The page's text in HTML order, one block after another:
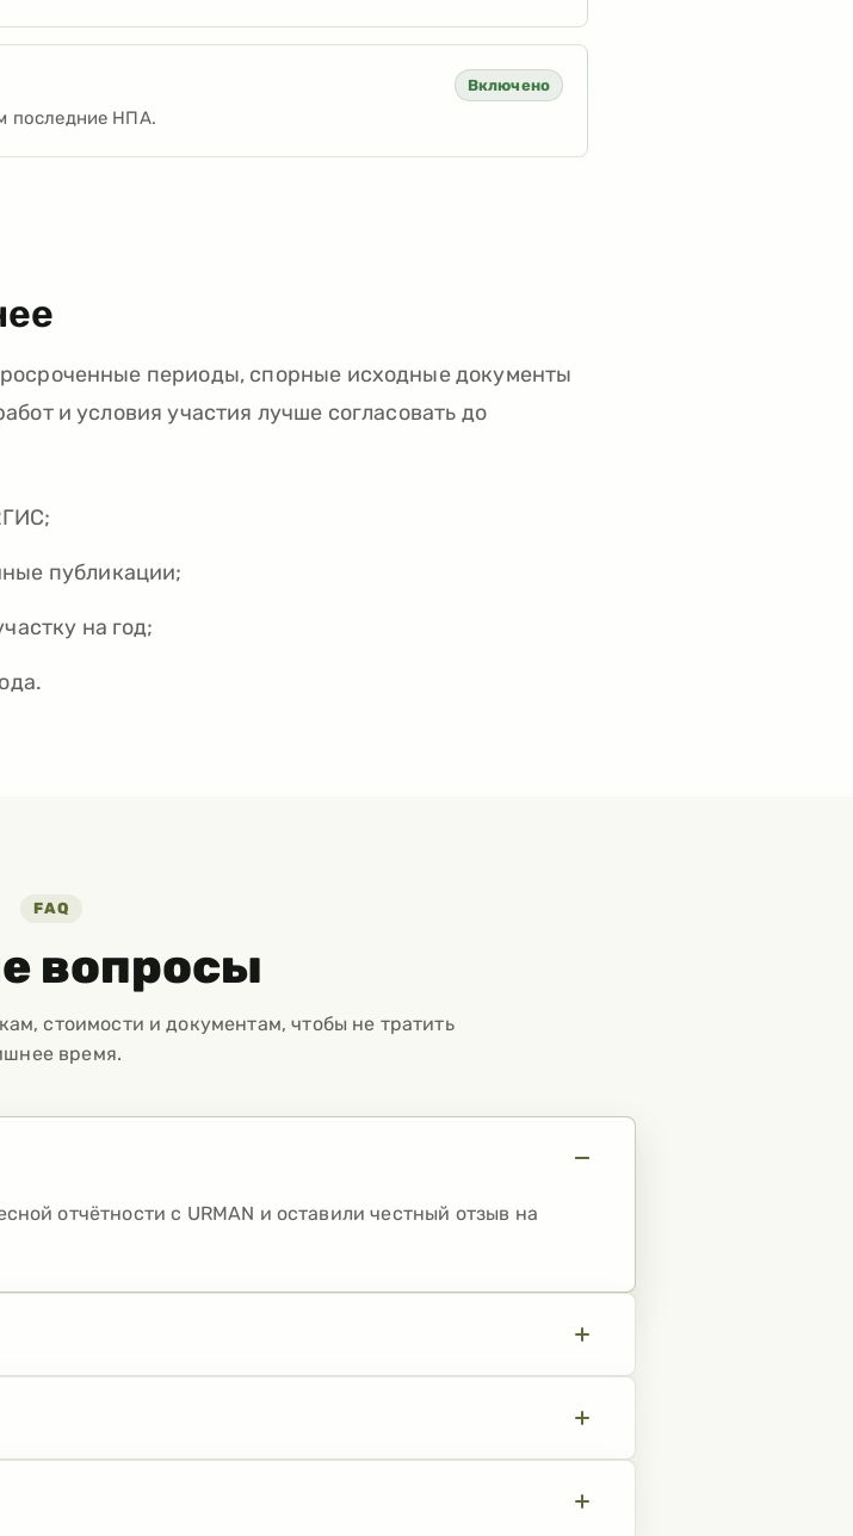
последние НПА.
Включено
периоды, спорные исходные документы
и условия участия лучше согласовать до
публикации;
на год;
FAQ
вопросы
стоимости и документам, чтобы не тратить
время.
отчётности с URMAN и оставили честный отзыв на